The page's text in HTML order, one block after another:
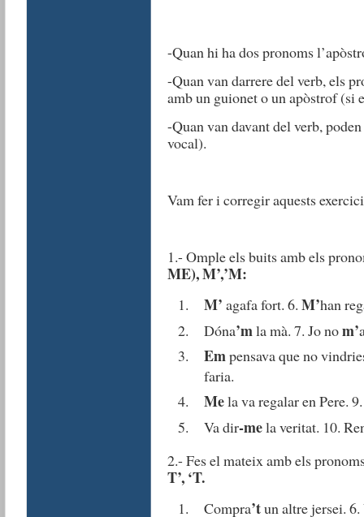
-Quan hi ha dos pronoms
-Quan van darrere del verb, els
amb un guionet o un apòstrof (si
-Quan van davant del verb,
vocal).
Vam fer i corregir aquests
1.- Omple els buits amb els
ME), M’,’M:
M’ agafa fort. 6. M’han
Dóna’mla mà. 7. Jo nom’
Empensava que no
faria.
Mela va regalar en Pere.
Va dir-mela veritat. 10.
2.- Fes el mateix amb els
T’, ‘T.
Compra’tun altre jersei. 6.